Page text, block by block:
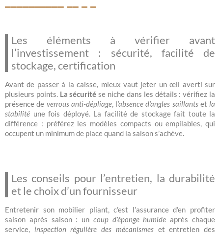
Les éléments à vérifier avant
l’investissement : sécurité, facilité de
stockage, certification
Avant de passer à la caisse, mieux vaut jeter un œil averti sur
plusieurs points. La sécurité se niche dans les détails : vérifiez la
présence de verrous anti-dépliage, l’absence d’angles saillantset la
stabilité une fois déployé. La facilité de stockage fait toute la
différence : préférez les modèles compacts ou empilables, qui
occupent un minimum de place quand la saison s’achève.
Les conseils pour l’entretien, la durabilité
et le choix d’un fournisseur
Entretenir son mobilier pliant, c’est l’assurance d’en profiter
saison après saison : un coup d’éponge humide après chaque
service, inspection régulière des mécanismes et entretien des